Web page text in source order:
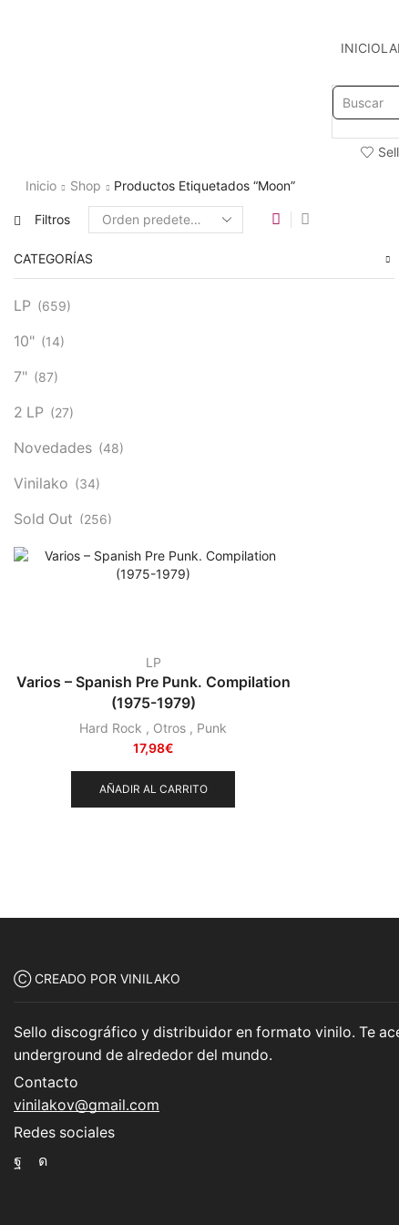
INICIO
Inicio Shop Productos Etiquetados “Moon”
Filtros
CATEGORÍAS
LP (659)
10" (14)
7" (87)
2 LP (27)
Novedades (48)
Vinilako (34)
Sold Out (256)
LP
Varios – Spanish Pre Punk. Compilation
(1975-1979)
Hard Rock , Otros , Punk
17,98€
AÑADIR AL CARRITO
Ⓒ CREADO POR VINILAKO
Sello discográfico y distribuidor en formato vinilo. Te
underground de alrededor del mundo.
Contacto
vinilakov@gmail.com
Redes sociales
Facebook
Instagram